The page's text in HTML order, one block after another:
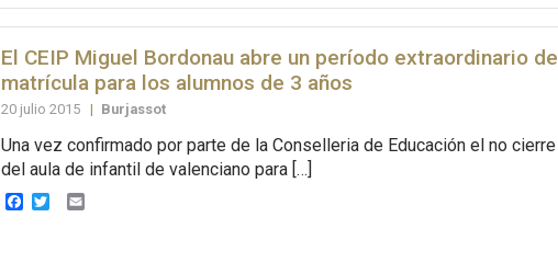
El CEIP Miguel Bordonau abre un período extraordinario de
matrícula para los alumnos de 3 años
20 julio 2015 | Burjassot
Una vez confirmado por parte de la Conselleria de Educación el no cierre
del aula de infantil de valenciano para […]
Facebook
Twitter